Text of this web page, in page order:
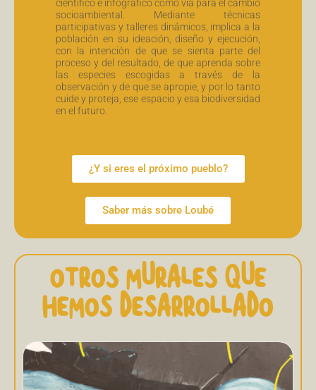
científico e infográfico como vía para el cambio
socioambiental. Mediante técnicas
participativas y talleres dinámicos, implica a la
población en su ideación, diseño y ejecución,
con la intención de que se sienta parte del
proceso y del resultado, de que aprenda sobre
las especies escogidas a través de la
observación y de que se apropie, y por lo tanto
cuide y proteja, ese espacio y esa biodiversidad
en el futuro.
¿Y si eres el próximo pueblo?
Saber más sobre Loubé
OTROS MURALES QUE
HEMOS DESARROLLADO